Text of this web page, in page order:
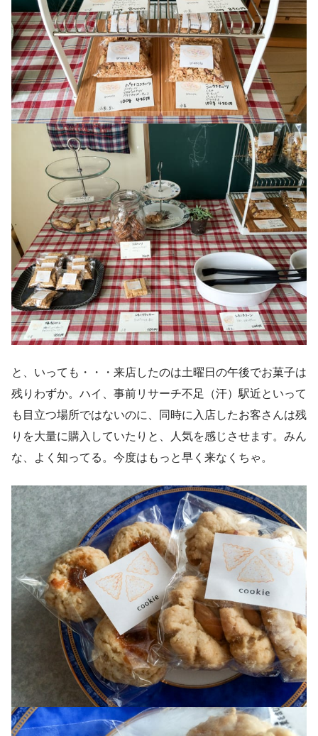
と、いっても・・・来店したのは土曜日の午後でお菓子は
残りわずか。ハイ、事前リサーチ不足（汗）駅近といって
も目立つ場所ではないのに、同時に入店したお客さんは残
りを大量に購入していたりと、人気を感じさせます。みん
な、よく知ってる。今度はもっと早く来なくちゃ。